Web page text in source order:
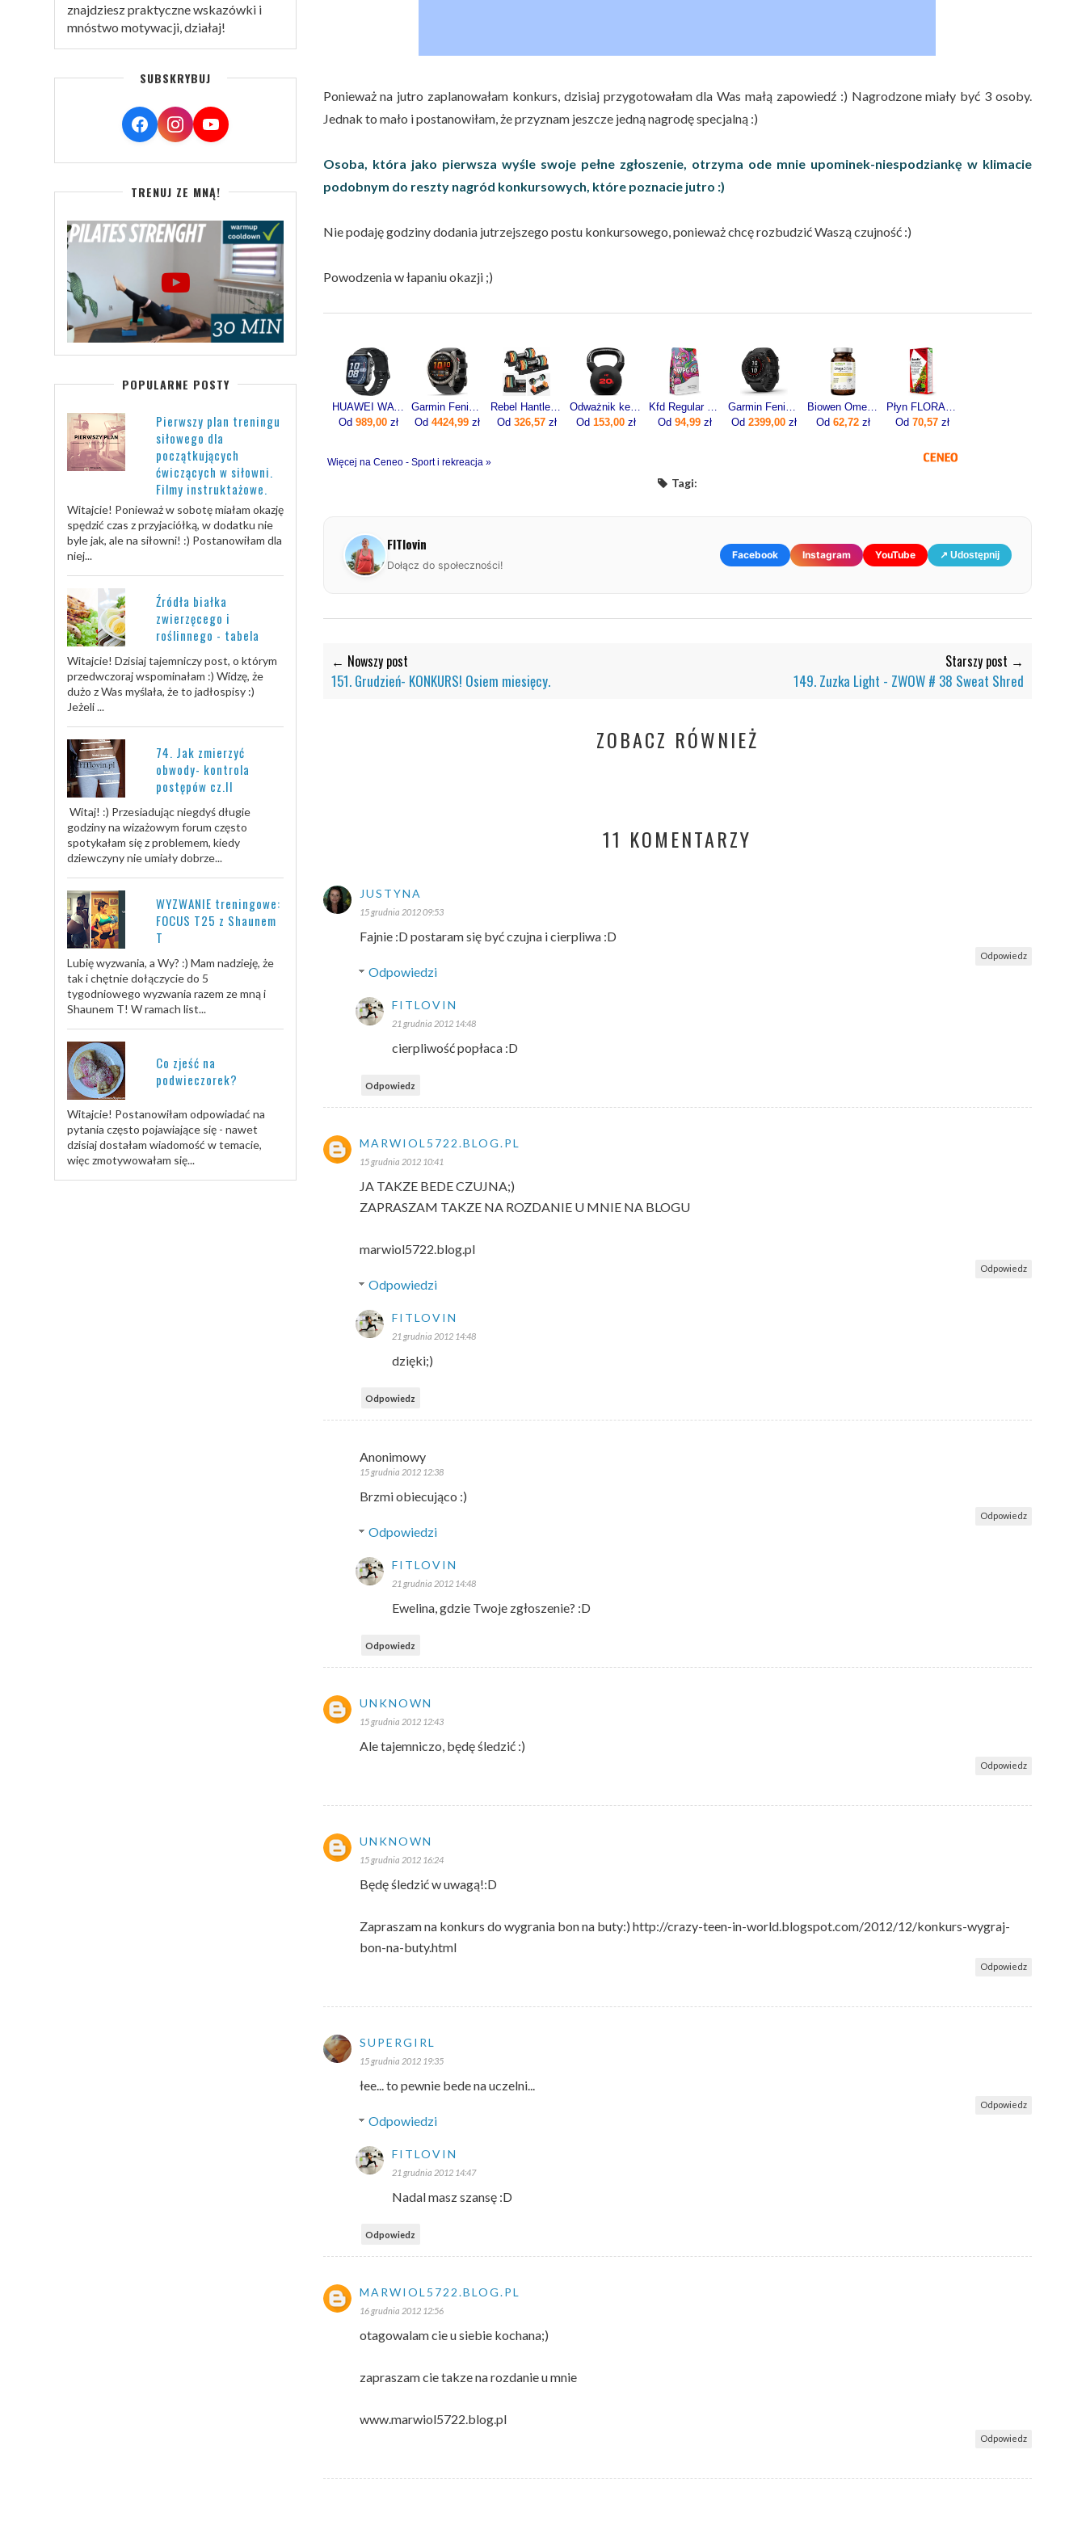
Ponieważ na jutro zaplanowałam konkurs, dzisiaj przygotowałam dla Was małą zapowiedź :) Nagrodzone miały być 3 osoby.
Jednak to mało i postanowiłam, że przyznam jeszcze jedną nagrodę specjalną :)
Osoba, która jako pierwsza wyśle swoje pełne zgłoszenie, otrzyma ode mnie upominek-niespodziankę w klimacie
podobnym do reszty nagród konkursowych, które poznacie jutro :)
Nie podaję godziny dodania jutrzejszego postu konkursowego, ponieważ chcę rozbudzić Waszą czujność :)
Powodzenia w łapaniu okazji ;)
HUAWEI WATCH FIT 5 Pro Czarny
Od 989,00zł
Garmin Fenix 8 Pro 51mm Grafitowy
Od 4424,99 zł
Rebel Hantle Żeliwne Regulowane Zestaw 2X5Kg Automatyczne Skok Co 1Kg
Od 326,57zł
Odważnik kettlebell żeliwny 20kg
Od 153,00zł
Kfd Regular Wpc 80 750g
Od 94,99 zł
Garmin Fenix 7 Pro Solar Szaro-czarny (0100277701)
Od 2399,00 zł
Biowen Omega 3 Forte 90kaps.
Od 62,72 zł
Płyn FLORADIX żelazo i witaminy 500ml
Od 70,57 zł
Więcej na Ceneo - Sport i rekreacja »
Tagi:
FITlovin
Dołącz do społeczności!
Facebook Instagram YouTube ↗ Udostępnij
← Nowszy post
151. Grudzień- KONKURS! Osiem miesięcy.
Starszy post →
149. Zuzka Light - ZWOW # 38 Sweat Shred
ZOBACZ RÓWNIEŻ
11 KOMENTARZY
JUSTYNA
15 grudnia 2012 09:53
Fajnie :D postaram się być czujna i cierpliwa :D
Odpowiedz
Odpowiedzi
FITLOVIN
21 grudnia 2012 14:48
cierpliwość popłaca :D
Odpowiedz
MARWIOL5722.BLOG.PL
15 grudnia 2012 10:41
JA TAKZE BEDE CZUJNA;)
ZAPRASZAM TAKZE NA ROZDANIE U MNIE NA BLOGU
marwiol5722.blog.pl
Odpowiedz
Odpowiedzi
FITLOVIN
21 grudnia 2012 14:48
dzięki;)
Odpowiedz
Anonimowy
15 grudnia 2012 12:38
Brzmi obiecująco :)
Odpowiedz
Odpowiedzi
FITLOVIN
21 grudnia 2012 14:48
Ewelina, gdzie Twoje zgłoszenie? :D
Odpowiedz
UNKNOWN
15 grudnia 2012 12:43
Ale tajemniczo, będę śledzić :)
Odpowiedz
UNKNOWN
15 grudnia 2012 16:24
Będę śledzić w uwagą!:D
Zapraszam na konkurs do wygrania bon na buty:) http://crazy-teen-in-world.blogspot.com/2012/12/konkurs-wygraj-
bon-na-buty.html
Odpowiedz
SUPERGIRL
15 grudnia 2012 19:35
łee... to pewnie bede na uczelni...
Odpowiedz
Odpowiedzi
FITLOVIN
21 grudnia 2012 14:47
Nadal masz szansę :D
Odpowiedz
MARWIOL5722.BLOG.PL
16 grudnia 2012 12:56
otagowalam cie u siebie kochana;)
zapraszam cie takze na rozdanie u mnie
www.marwiol5722.blog.pl
Odpowiedz
znajdziesz praktyczne wskazówki i
mnóstwo motywacji, działaj!
SUBSKRYBUJ
TRENUJ ZE MNĄ!
POPULARNE POSTY
Pierwszy plan treningu
siłowego dla
początkujących
ćwiczących w siłowni.
Filmy instruktażowe.
Witajcie! Ponieważ w sobotę miałam okazję
spędzić czas z przyjaciółką, w dodatku nie
byle jak, ale na siłowni! :) Postanowiłam dla
niej...
Źródła białka
zwierzęcego i
roślinnego - tabela
Witajcie! Dzisiaj tajemniczy post, o którym
przedwczoraj wspominałam :) Widzę, że
dużo z Was myślała, że to jadłospisy :)
Jeżeli ...
74. Jak zmierzyć
obwody- kontrola
postępów cz.II
Witaj! :) Przesiadując niegdyś długie
godziny na wizażowym forum często
spotykałam się z problemem, kiedy
dziewczyny nie umiały dobrze...
WYZWANIE treningowe:
FOCUS T25 z Shaunem
T
Lubię wyzwania, a Wy? :) Mam nadzieję, że
tak i chętnie dołączycie do 5
tygodniowego wyzwania razem ze mną i
Shaunem T! W ramach list...
Co zjeść na
podwieczorek?
Witajcie! Postanowiłam odpowiadać na
pytania często pojawiające się - nawet
dzisiaj dostałam wiadomość w temacie,
więc zmotywowałam się...